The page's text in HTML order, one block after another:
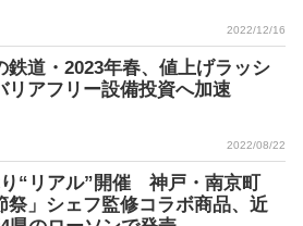
2022/12/16
鉄道・2023年春、値上げラッシ
アフリー設備投資へ加速
2022/08/22
“リアル”開催 神戸・南京町
祭」シェフ監修コラボ商品、近